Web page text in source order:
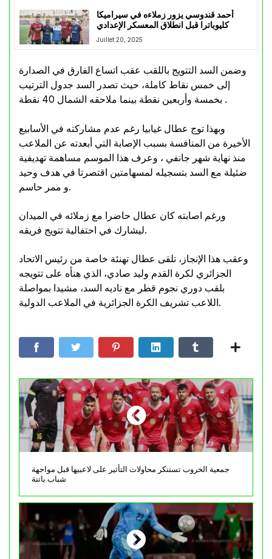
أحمد قندوسي يزور زملاءه في سيراميكا
كليوباترا قبل انطلاق المعسكر الإعدادي
Juillet 20, 2025
وضمن السد التتويج باللقب عقب اتساع الفارق في الصدارة
إلى خمس نقاط كاملة، حيث تصدر السد جدول الترتيب
بخمسة وأربعين نقطة بينما ملاحقه الشمال 40 نقطة .
وبهذا توج عطال غيابيا رغم عدم مشاركته في الأسابيع
الأخيرة من المنافسة بسبب الإصابة التي أبعدته عن الملاعب
منذ نهاية شهر جانفي ، وعرف هذا الموسم مساهمة تهديفية
ضئيلة مع السد بتسجيله لمسهامتين اقتصرتا في هدف وحيد
و ممر حاسم.
ورغم اصابته كان عطال حاضرا مع زملائه في الميدان
ليشارك في احتفالية تتويج فريقه.
وعقب هذا الإنجاز، تلقى عطال تهنئة خاصة من رئيس الاتحاد
الجزائري لكرة القدم وليد صادي، الذي هنأه على تتويجه
بلقب دوري نجوم قطر مع ناديه السد، مشيدا بمواصلة
اللاعب تشريف الكرة الجزائرية في الملاعب الدولية.
جمعية الخروب تستنكر محاولات التأثير على لاعبيها قبل مواجهة
شباب باتنة